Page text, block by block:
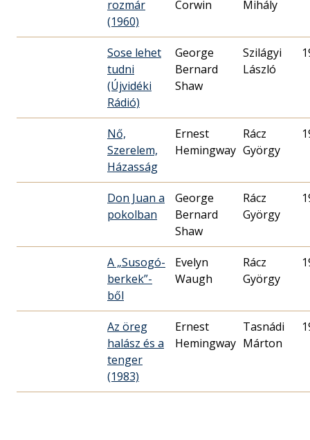
rozmár
(1960)
Corwin
Mihály
Sose lehet
tudni
(Újvidéki
Rádió)
George
Bernard
Shaw
Szilágyi
László
Nő,
Szerelem,
Házasság
Ernest
Hemingway
Rácz
György
Don Juan a
pokolban
George
Bernard
Shaw
Rácz
György
A „Susogó-
berkek”-
ből
Evelyn
Waugh
Rácz
György
Az öreg
halász és a
tenger
(1983)
Ernest
Hemingway
Tasnádi
Márton